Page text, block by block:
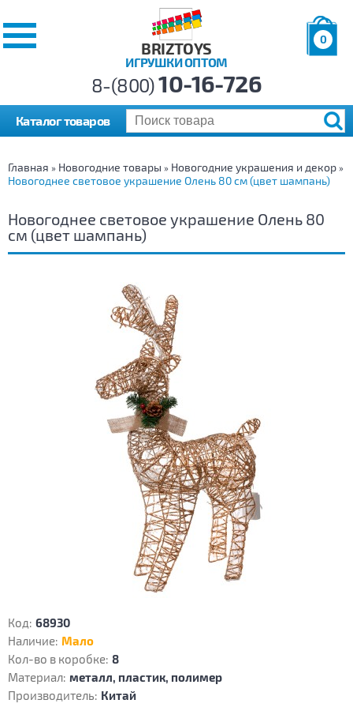
BRIZTOYS
ИГРУШКИ ОПТОМ
0
р.
8-(800)10-16-726
Каталог товаров
Главная » Новогодние товары » Новогодние украшения и декор »
Новогоднее световое украшение Олень 80 см (цвет шампань)
Новогоднее световое украшение Олень 80
см (цвет шампань)
Код: 68930
Наличие: Мало
Кол-во в коробке: 8
Материал: металл, пластик, полимер
Производитель: Китай